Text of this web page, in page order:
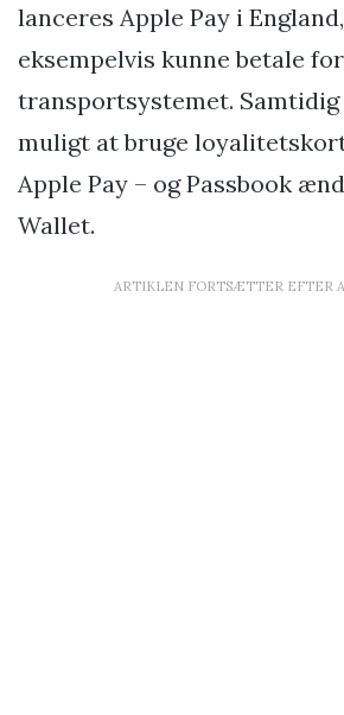
lanceres Apple Pay i
eksempelvis kunne betale
transportsystemet.
muligt at bruge
Apple Pay – og Passbook
Wallet.
ARTIKLEN FORTSÆTTER EFTER